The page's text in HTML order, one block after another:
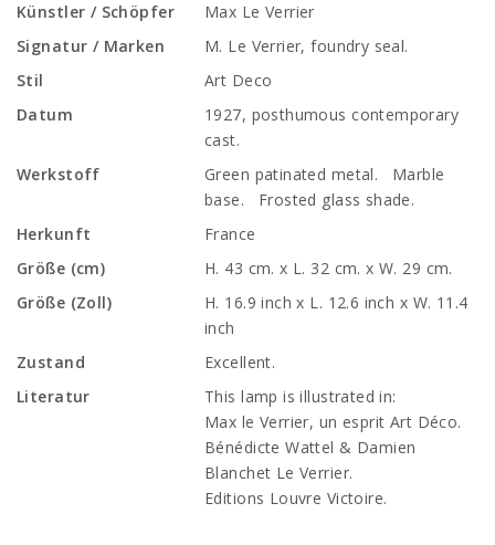
Künstler / Schöpfer
Max Le Verrier
Signatur / Marken
M. Le Verrier, foundry seal.
Stil
Art Deco
Datum
1927, posthumous contemporary
cast.
Werkstoff
Green patinated metal. Marble
base. Frosted glass shade.
Herkunft
France
Größe (cm)
H. 43 cm. x L. 32 cm. x W. 29 cm.
Größe (Zoll)
H. 16.9 inch x L. 12.6 inch x W. 11.4
inch
Zustand
Excellent.
Literatur
This lamp is illustrated in:
Max le Verrier, un esprit Art Déco.
Bénédicte Wattel & Damien
Blanchet Le Verrier.
Editions Louvre Victoire.